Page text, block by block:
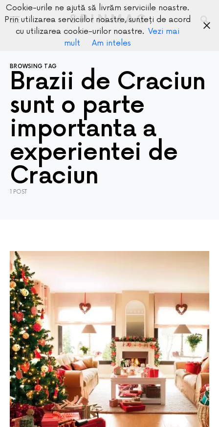
SPINMAG
BROWSING TAG
Brazii de Craciun
sunt o parte
importanta a
experientei de
Craciun
1 POST
Cookie-urile ne ajută să livrăm serviciile noastre.
Prin utilizarea serviciilor noastre, sunteți de acord
cu utilizarea cookie-urilor noastre. Vezi mai
mult
Am inteles